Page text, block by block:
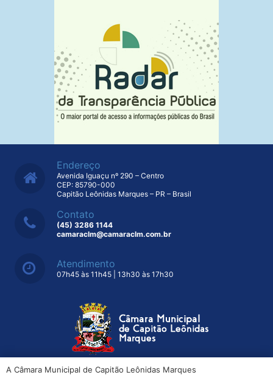
Endereço
Avenida Iguaçu nº 290 – Centro
CEP: 85790-000
Capitão Leônidas Marques – PR – Brasil
Contato
(45) 3286 1144
camaraclm@camaraclm.com.br
Atendimento
07h45 às 11h45 | 13h30 às 17h30
A Câmara Municipal de Capitão Leônidas Marques